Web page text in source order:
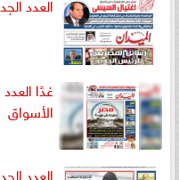
غدًا
الأسواق
العدد